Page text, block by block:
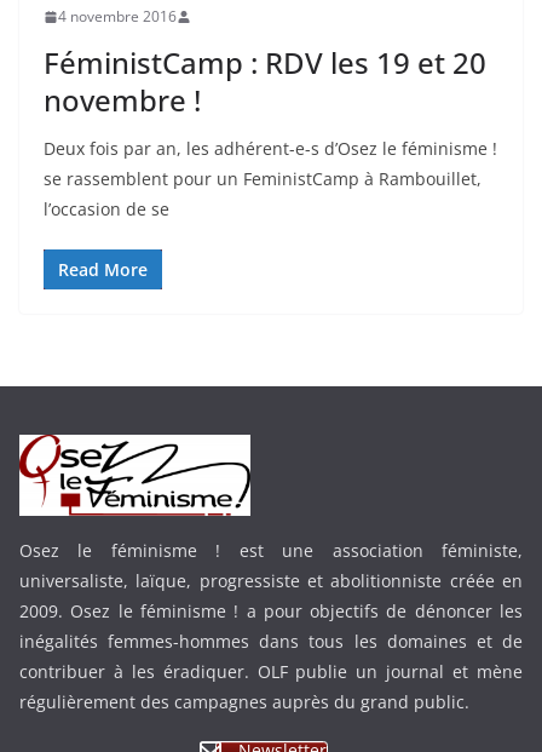
4 novembre 2016
FéministCamp : RDV les 19 et 20
novembre !
Deux fois par an, les adhérent-e-s d’Osez le féminisme !
se rassemblent pour un FeministCamp à Rambouillet,
l’occasion de se
Read More
Osez le féminisme ! est une association féministe,
universaliste, laïque, progressiste et abolitionniste créée en
2009. Osez le féminisme ! a pour objectifs de dénoncer les
inégalités femmes-hommes dans tous les domaines et de
contribuer à les éradiquer. OLF publie un journal et mène
régulièrement des campagnes auprès du grand public.